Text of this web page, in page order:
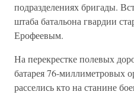
подразделениях бригады.
штаба батальона гвардии
Ерофеевым.
На перекрестке полевых
батарея 76-миллиметровых
расселись кто на станине